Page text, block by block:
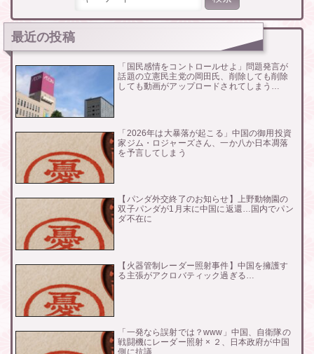
最近の投稿
「国民感情をコントロールせよ」問題発言が
話題の立憲民主党の岡田氏、削除しても削除
しても動画がアップロードされてしまう…
「2026年は大暴落が起こる」中国の御用投資
家ジム・ロジャーズさん、一か八か日本凋落
を予言してしまう
【パンダ外交終了のお知らせ】上野動物園の
双子パンダが1月末に中国に返還…国内でパン
ダ不在に
【火器管制レーダー照射事件】中国を擁護す
る主張がアクロバティック過ぎる…
「一発なら誤射では？www」中国、自衛隊の
戦闘機にレーダー照射 × ２、日本政府が中国
側に抗議